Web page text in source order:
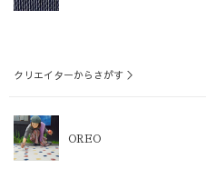
クリエイターからさがす ＞
OREO